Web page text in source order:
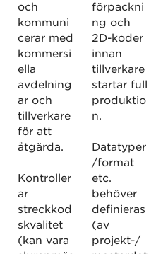
och
kommuni
cerar med
kommersi
ella
avdelning
ar och
tillverkare
för att
åtgärda.
Kontroller
ar
streckkod
skvalitet
(kan vara
förpackni
ng och
2D-koder
innan
tillverkare
startar full
produktio
n.
Datatyper
/format
etc.
behöver
definieras
(av
projekt-/